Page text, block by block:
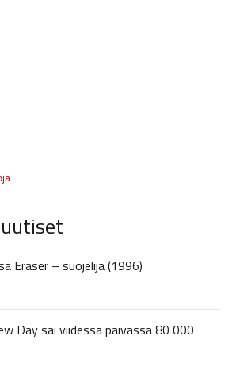
Eraser – suojelija (1996)
Day sai viidessä päivässä 80 000